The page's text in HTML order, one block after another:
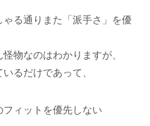
る通りまた「派手さ」を優
物なのはわかりますが、
るだけであって、
ィットを優先しない